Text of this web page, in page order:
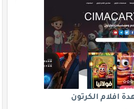
افلام الكرتون